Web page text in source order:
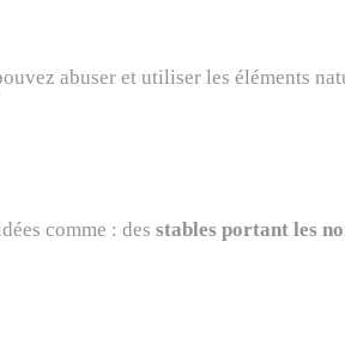
abuser et utiliser les éléments
comme : des stables portant les